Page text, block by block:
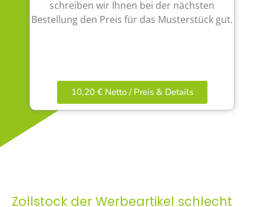
schreiben wir Ihnen bei der nächsten
Bestellung den Preis für das Musterstück gut.
10,20 € Netto / Preis & Details
Zollstock der Werbeartikel schlecht